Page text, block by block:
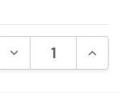
DECREASE